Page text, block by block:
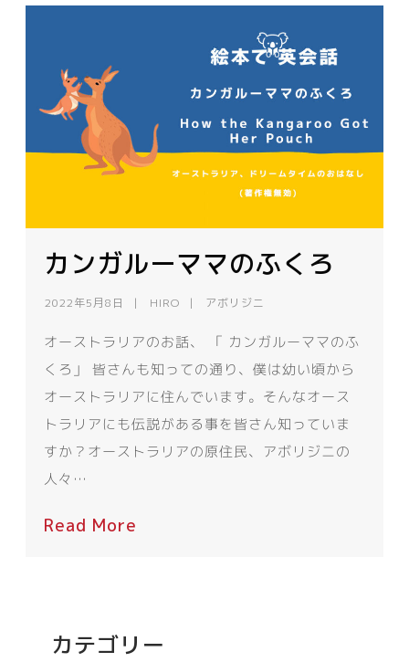
カンガルーママのふくろ
2022年5月8日 HIRO アボリジニ
オーストラリアのお話、 「 カンガルーママのふ
くろ」 皆さんも知っての通り、僕は幼い頃から
オーストラリアに住んでいます。そんなオース
トラリアにも伝説がある事を皆さん知っていま
すか？オーストラリアの原住民、アボリジニの
人々…
Read More
カテゴリー